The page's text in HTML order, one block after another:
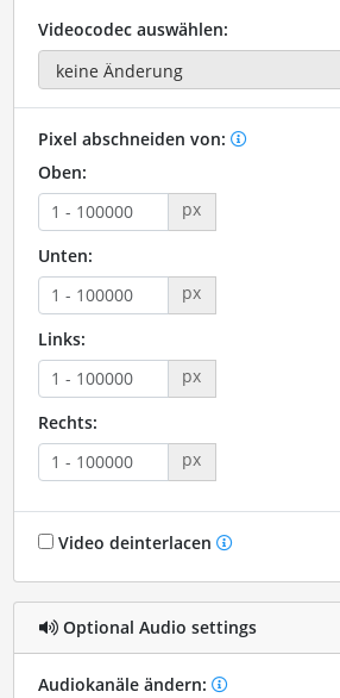
Videocodec auswählen:
Pixel abschneiden von:
Oben:
px
Unten:
px
Links:
px
Rechts:
px
Video deinterlacen
Optional Audio settings
Audiokanäle ändern: